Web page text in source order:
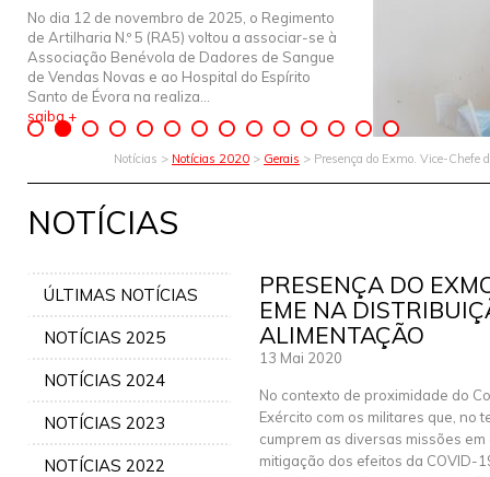
No dia 12 de novembro de 2025, o Regimento
de Artilharia N.º 5 (RA5) voltou a associar-se à
Associação Benévola de Dadores de Sangue
de Vendas Novas e ao Hospital do Espírito
Santo de Évora na realiza...
saiba +
Notícias > Notícias 2020 > Gerais > Presença do Exmo. Vice-Chefe
NOTÍCIAS
ÚLTIMAS NOTÍCIAS
NOTÍCIAS 2025
NOTÍCIAS 2024
NOTÍCIAS 2023
NOTÍCIAS 2022
PRESENÇA DO
EME NA
ALIMENTAÇÃO
13 Mai 2020
No contexto de proximidade do
Exército com os militares que, no
cumprem as diversas missões
mitigação dos efeitos da COVID-